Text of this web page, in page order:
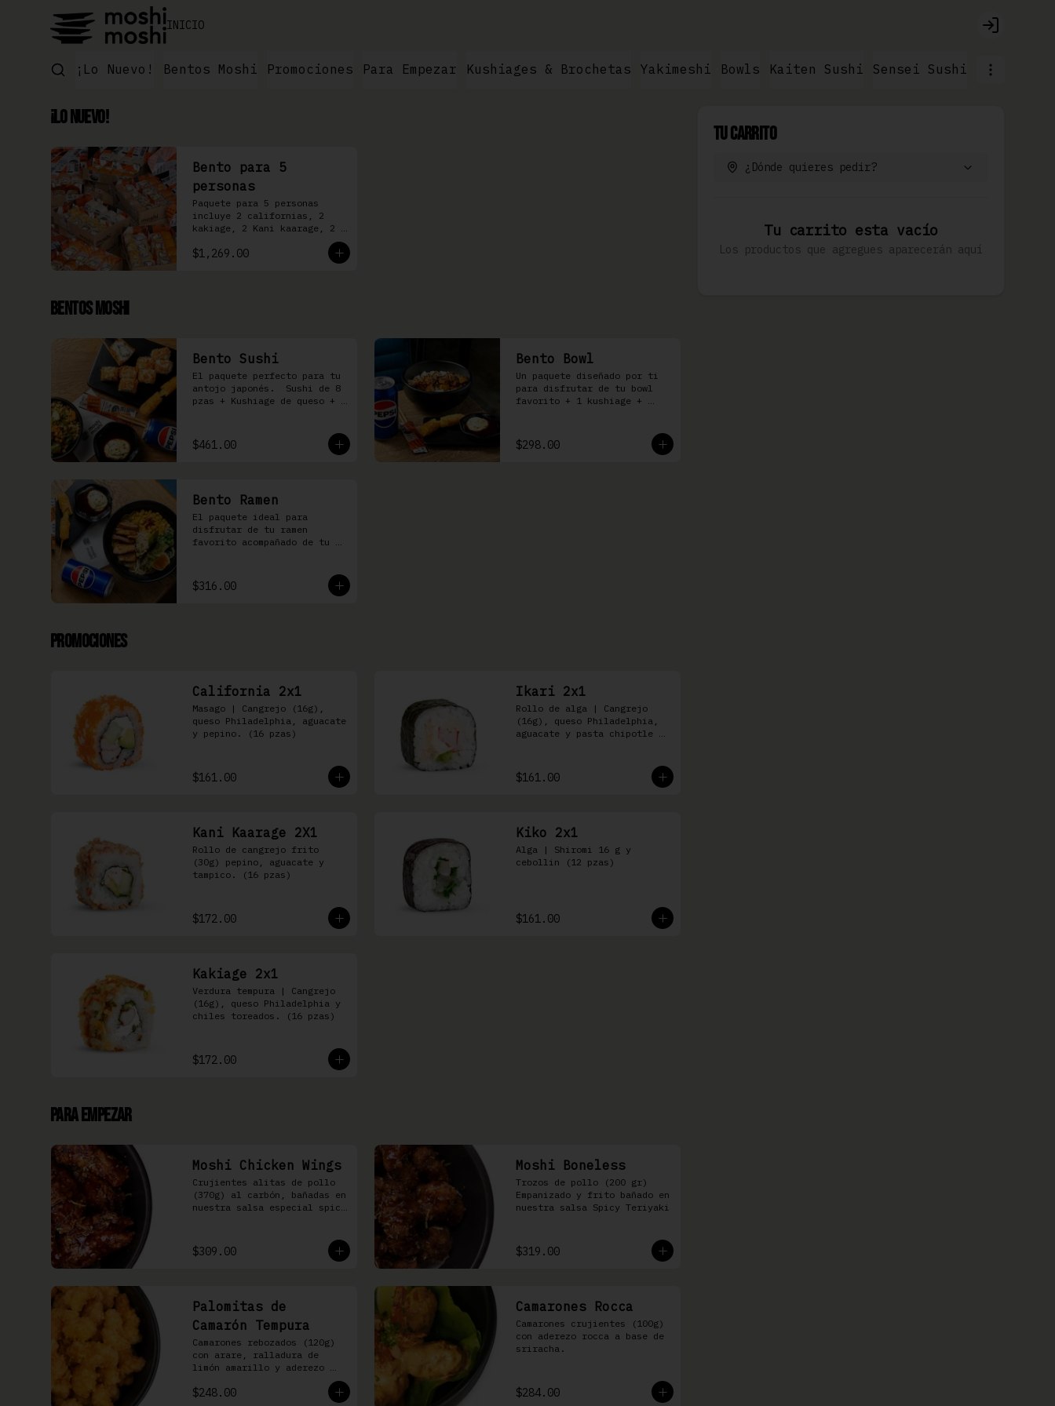
INICIO Login
¡Lo Nuevo! Bentos Moshi Promociones Para Empezar Kushiages & Brochetas Yakimeshi Bowls Kaiten Sushi Sensei Sushi Ramen &
¡Lo Nuevo!
Bento para 5
personas
Paquete para 5 personas
incluye 2 californias, 2
kakiage, 2 Kani kaarage, 2
Kakashi
$1,269.00
Bentos Moshi
Bento Sushi
El paquete perfecto para tu
antojo japonés.  Sushi de 8
pzas + Kushiage de queso +
$461.00
Bento Bowl
Un paquete diseñado por ti
para disfrutar de tu bowl
favorito + 1 kushiage +
$298.00
Bento Ramen
El paquete ideal para
disfrutar de tu ramen
favorito acompañado de tu
$316.00
Promociones
California 2x1
Masago | Cangrejo (16g),
queso Philadelphia, aguacate
y pepino. (16 pzas)
$161.00
Ikari 2x1
Rollo de alga | Cangrejo
(16g), queso Philadelphia,
aguacate y pasta chipotle
$161.00
Kani Kaarage 2X1
Rollo de cangrejo frito
(30g) pepino, aguacate y
tampico. (16 pzas)
$172.00
Kiko 2x1
Alga | Shiromi 16 g y
cebollin (12 pzas)
$161.00
Kakiage 2x1
Verdura tempura | Cangrejo
(16g), queso Philadelphia y
chiles toreados. (16 pzas)
$172.00
Para Empezar
Moshi Chicken Wings
Crujientes alitas de pollo
(370g) al carbón, bañadas en
nuestra salsa especial spicy
$309.00
Moshi Boneless
Trozos de pollo (200 gr)
Empanizado y frito bañado en
nuestra salsa Spicy Teriyaki
$319.00
Palomitas de
Camarón Tempura
Camarones rebozados (120g)
con arare, ralladura de
limón amarillo y aderezo
$248.00
Camarones Rocca
Camarones crujientes (100g)
con aderezo rocca a base de
sriracha.
$284.00
Tu Carrito
¿Dónde quieres pedir?
Tu carrito esta vacío
Los productos que agregues aparecerán aquí